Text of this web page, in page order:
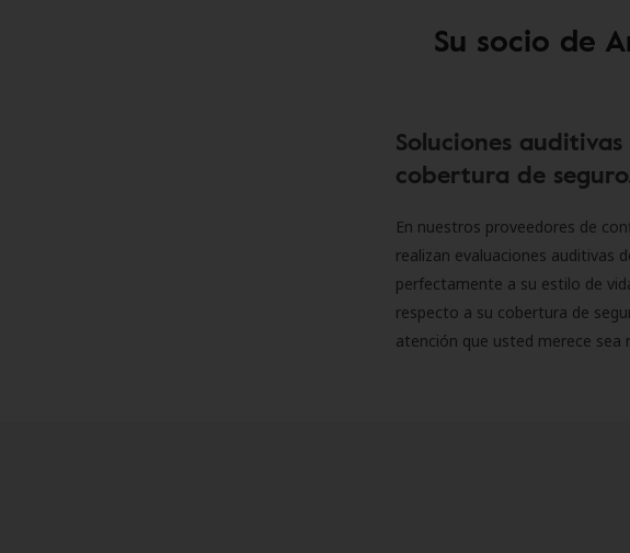
Su socio de
Soluciones
cobertura de
En nuestros proveedores de
realizan evaluaciones auditivas
perfectamente a su estilo de
respecto a su cobertura de
atención que usted merece sea